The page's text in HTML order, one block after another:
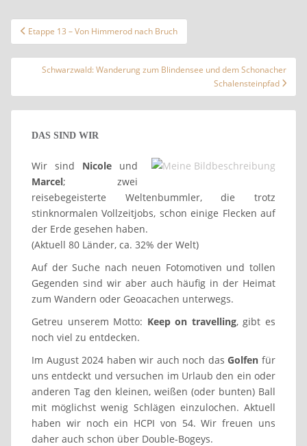
Beitragsnavigation
Etappe 13 – Von Himmerod nach Bruch
Schwarzwald: Wanderung zum Blindensee und dem Schonacher
Schalensteinpfad
DAS SIND WIR
Wir sind Nicole und
Marcel; zwei
reisebegeisterte Weltenbummler, die trotz
stinknormalen Vollzeitjobs, schon einige Flecken auf
der Erde gesehen haben.
(Aktuell 80 Länder, ca. 32% der Welt)
Auf der Suche nach neuen Fotomotiven und tollen
Gegenden sind wir aber auch häufig in der Heimat
zum Wandern oder Geoacachen unterwegs.
Getreu unserem Motto: Keep on travelling, gibt es
noch viel zu entdecken.
Im August 2024 haben wir auch noch dasGolfen für
uns entdeckt und versuchen im Urlaub den ein oder
anderen Tag den kleinen, weißen (oder bunten) Ball
mit möglichst wenig Schlägen einzulochen. Aktuell
haben wir noch ein HCPI von 54. Wir freuen uns
daher auch schon über Double-Bogeys.